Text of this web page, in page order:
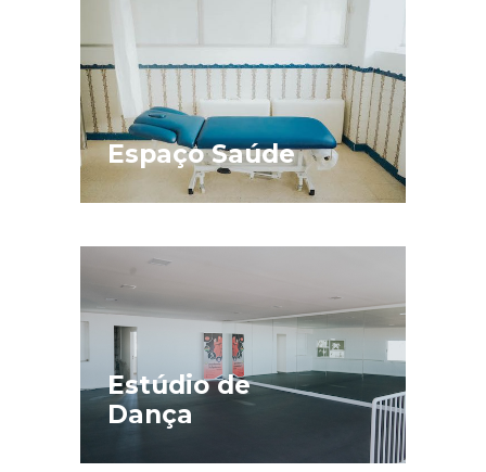
Espaço Saúde
Estúdio de
Dança